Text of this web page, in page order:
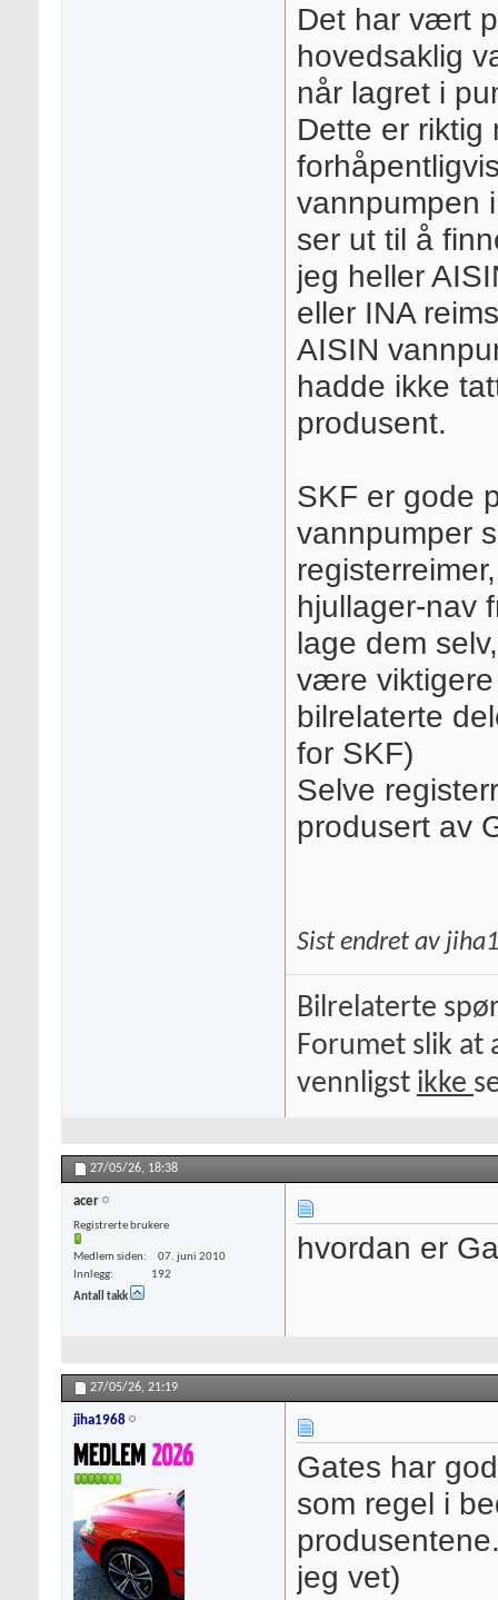
Det har vært
hovedsaklig
når lagret i
Dette er riktig
vannpumpen
ser ut til å
jeg heller
eller INA
AISIN
hadde ikke
produsent.
SKF er gode
vannpumper
hjullager-nav
lage dem
være
bilrelaterte
for SKF)
Selve
produsert av
Sist endret av
Bilrelaterte
Forumet slik at
vennligst ikke
27/05/26, 18:38
acer
Registrerte brukere
Medlem siden
07. juni 2010
Innlegg
192
Antall takk
hvordan er
27/05/26, 21:19
jiha1968
Gates har
som regel i
jeg vet)